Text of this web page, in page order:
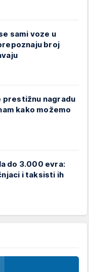
sami voze u
broj
prestižnu nagradu
kako možemo
do 3.000 evra:
i taksisti ih